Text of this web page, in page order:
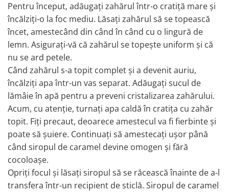
Pentru început, adăugați zahărul într-o cratiță mare și
încălziți-o la foc mediu. Lăsați zahărul să se topească
încet, amestecând din când în când cu o lingură de
lemn. Asigurați-vă că zahărul se topește uniform și că
nu se ard petele.
Când zahărul s-a topit complet și a devenit auriu,
încălziți apa într-un vas separat. Adăugați sucul de
lămâie în apă pentru a preveni cristalizarea zahărului.
Acum, cu atenție, turnați apa caldă în cratița cu zahăr
topit. Fiți precaut, deoarece amestecul va fi fierbinte și
poate să șuiere. Continuați să amestecați ușor până
când siropul de caramel devine omogen și fără
cocoloașe.
Opriți focul și lăsați siropul să se răcească înainte de a-l
transfera într-un recipient de sticlă. Siropul de caramel